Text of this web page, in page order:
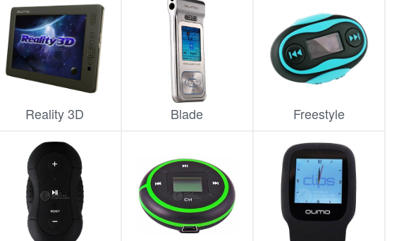
Reality 3D Blade Freestyle